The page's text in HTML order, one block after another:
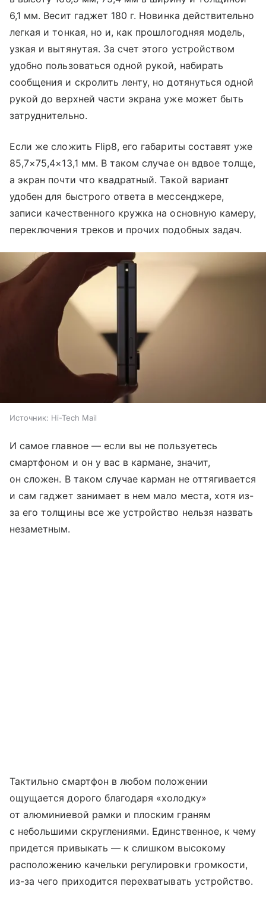
6,1 мм. Весит гаджет 180 г. Новинка действительно
легкая и тонкая, но и, как прошлогодняя модель,
узкая и вытянутая. За счет этого устройством
удобно пользоваться одной рукой, набирать
сообщения и скролить ленту, но дотянуться одной
рукой до верхней части экрана уже может быть
затруднительно.
Если же сложить Flip8, его габариты составят уже
85,7×75,4×13,1 мм. В таком случае он вдвое толще,
а экран почти что квадратный. Такой вариант
удобен для быстрого ответа в мессенджере,
записи качественного кружка на основную камеру,
переключения треков и прочих подобных задач.
Источник: Hi-Tech Mail
И самое главное — если вы не пользуетесь
смартфоном и он у вас в кармане, значит,
он сложен. В таком случае карман не оттягивается
и сам гаджет занимает в нем мало места, хотя из-
за его толщины все же устройство нельзя назвать
незаметным.
Тактильно смартфон в любом положении
ощущается дорого благодаря «холодку»
от алюминиевой рамки и плоским граням
с небольшими скруглениями. Единственное, к чему
придется привыкать — к слишком высокому
расположению качельки регулировки громкости,
из-за чего приходится перехватывать устройство.